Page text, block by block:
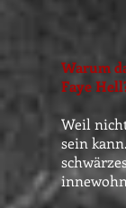
Warum
Faye
Weil
sein